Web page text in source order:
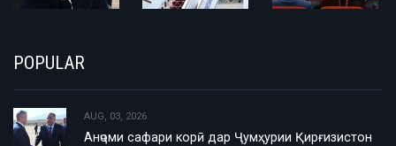
POPULAR
AUG, 03, 2026
Анҷоми сафари корӣ дар Ҷумҳурии Қирғизистон